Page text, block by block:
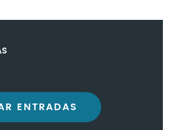
ENTRADAS